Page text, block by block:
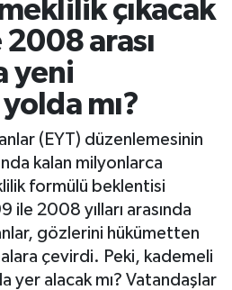
çıkacak
2008 arası
yeni
mı?
(EYT) düzenlemesinin
kalan milyonlarca
formülü beklentisi
ile 2008 yılları arasında
gözlerini hükümetten
çevirdi. Peki, kademeli
yer alacak mı? Vatandaşlar
ve Fikstür